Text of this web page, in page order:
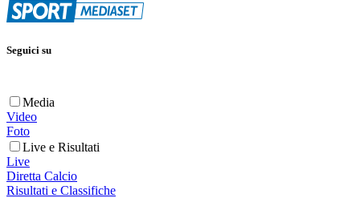
Seguici su
Media
Video
Foto
Live e Risultati
Live
Diretta Calcio
Risultati e Classifiche